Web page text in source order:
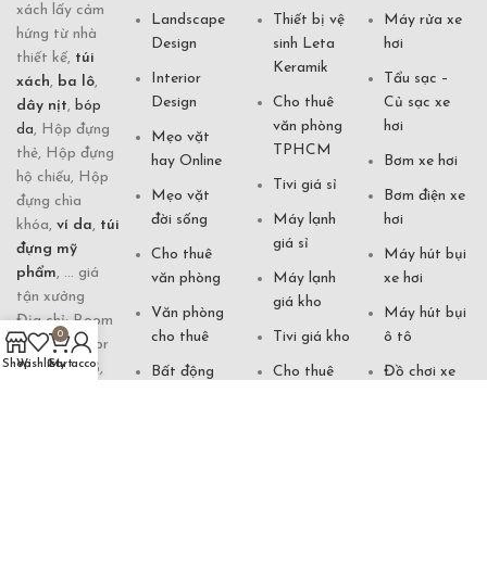
xách lấy cảm
hứng từ nhà
thiết kế, túi
xách, ba lô,
dây nịt, bóp
da, Hộp đựng
thẻ, Hộp đựng
hộ chiếu, Hộp
đựng chìa
khóa, ví da, túi
đựng mỹ
phẩm, ... giá
tận xưởng
Địa chỉ: Room
70861, 5 floor
of building 5,
Landscape
Design
Interior
Design
Mẹo vặt
hay Online
Mẹo vặt
đời sống
Cho thuê
văn phòng
Văn phòng
cho thuê
Bất động
Thiết bị vệ
sinh Leta
Keramik
Cho thuê
văn phòng
TPHCM
Tivi giá sỉ
Máy lạnh
giá sỉ
Máy lạnh
giá kho
Tivi giá kho
Cho thuê
Máy rửa xe
hơi
Tẩu sạc –
Củ sạc xe
hơi
Bơm xe hơi
Bơm điện xe
hơi
Máy hút bụi
xe hơi
Máy hút bụi
ô tô
Đồ chơi xe
ShopWishlist
0
Cart
My account